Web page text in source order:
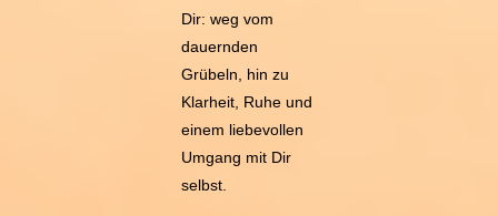
Dir: weg vom
dauernden
Grübeln, hin zu
Klarheit, Ruhe und
einem liebevollen
Umgang mit Dir
selbst.